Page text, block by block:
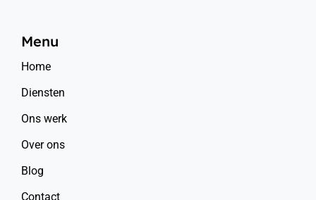
Menu
Home
Diensten
Ons werk
Over ons
Blog
Contact